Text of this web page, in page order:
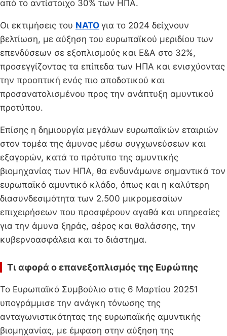
από το αντίστοιχο 30% των ΗΠΑ.
Οι εκτιμήσεις του ΝΑΤΟ για το 2024 δείχνουν
βελτίωση, με αύξηση του ευρωπαϊκού μεριδίου των
επενδύσεων σε εξοπλισμούς και Ε&Α στο 32%,
προσεγγίζοντας τα επίπεδα των ΗΠΑ και ενισχύοντας
την προοπτική ενός πιο αποδοτικού και
προσανατολισμένου προς την ανάπτυξη αμυντικού
προτύπου.
Επίσης η δημιουργία μεγάλων ευρωπαϊκών εταιριών
στον τομέα της άμυνας μέσω συγχωνεύσεων και
εξαγορών, κατά το πρότυπο της αμυντικής
βιομηχανίας των ΗΠΑ, θα ενδυνάμωνε σημαντικά τον
ευρωπαϊκό αμυντικό κλάδο, όπως και η καλύτερη
διασυνδεσιμότητα των 2.500 μικρομεσαίων
επιχειρήσεων που προσφέρουν αγαθά και υπηρεσίες
για την άμυνα ξηράς, αέρος και θαλάσσης, την
κυβερνοασφάλεια και το διάστημα.
Τι αφορά ο επανεξοπλισμός της Ευρώπης
Το Ευρωπαϊκό Συμβούλιο στις 6 Μαρτίου 20251
υπογράμμισε την ανάγκη τόνωσης της
ανταγωνιστικότητας της ευρωπαϊκής αμυντικής
βιομηχανίας, με έμφαση στην αύξηση της